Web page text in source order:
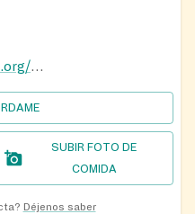
https://warminsterfoodbank.org/feeding-hope-how-we-empowers-communities-and-changes-lives/
SUBIR FOTO DE
COMIDA
Déjenos saber